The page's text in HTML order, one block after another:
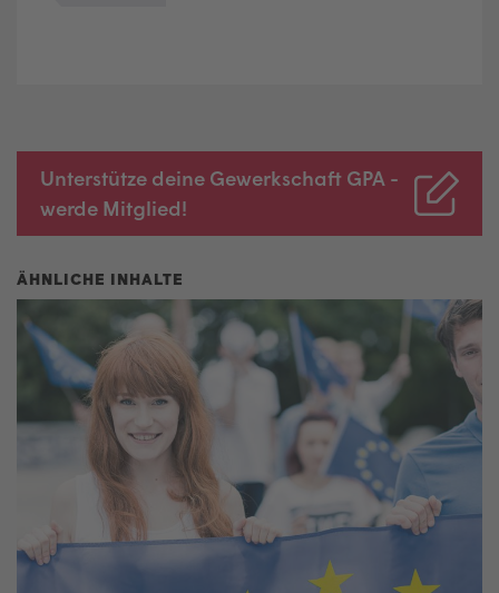
Unterstütze deine Gewerkschaft GPA -
werde Mitglied!